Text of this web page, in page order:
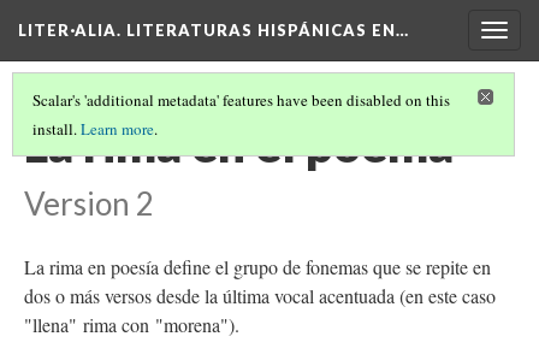
LITER·ALIA. LITERATURAS HISPÁNICAS EN…
Scalar's 'additional metadata' features have been disabled on this
install.Learn more.
La rima en el poema
Version 2
La rima en poesía define el grupo de fonemas que se repite en
dos o más versos desde la última vocal acentuada (en este caso
"llena" rima con "morena").